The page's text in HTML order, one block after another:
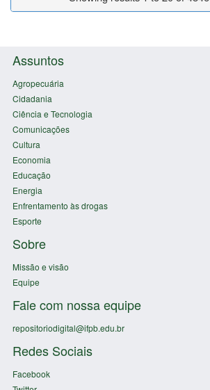
Assuntos
Agropecuária
Cidadania
Ciência e Tecnologia
Comunicações
Cultura
Economia
Educação
Energia
Enfrentamento às drogas
Esporte
Sobre
Missão e visão
Equipe
Fale com nossa equipe
repositoriodigital@ifpb.edu.br
Redes Sociais
Facebook